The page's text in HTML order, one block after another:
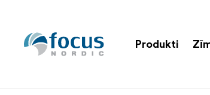
Produkti